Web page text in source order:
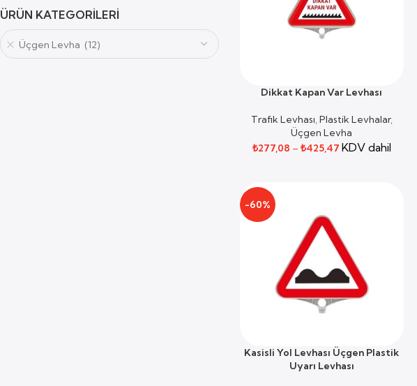
ÜRÜN KATEGORILERI
Üçgen Levha (12)
SEÇENEKLER
Dikkat Kapan Var Levhası
Trafik Levhası,Plastik Levhalar,
Üçgen Levha
₺277,08 – ₺425,47 KDV dahil
-60%
SEÇENEKLER
Kasisli Yol Levhası Üçgen Plastik
Uyarı Levhası